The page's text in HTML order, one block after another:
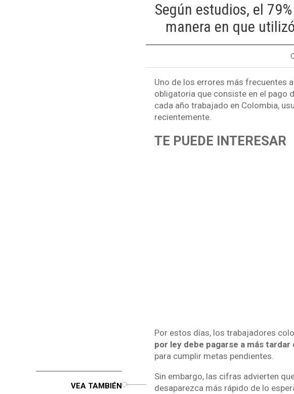
Según estudios, el
manera en que
Uno de los errores más frecuentes
obligatoria que consiste en el pago
cada año trabajado en Colombia,
recientemente.
TE PUEDE INTERESAR
Por estos días, los trabajadores
por ley debe pagarse a más tardar
para cumplir metas pendientes.
VEA TAMBIÉN
Sin embargo, las cifras advierten
desaparezca más rápido de lo